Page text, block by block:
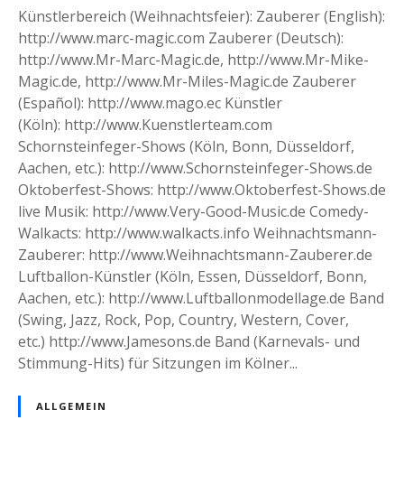
n
e
W
e
i
h
n
a
c
h
t
s
f
e
i
e
r
c
h
t
s
m
u
s
i
k
a
u
f
I
h
r
e
r
P
a
r
t
n
e
r
-
L
i
n
k
s
Künstlerbereich (Weihnachtsfeier): Zauberer (English):
http://www.marc-magic.com Zauberer (Deutsch):
http://www.Mr-Marc-Magic.de, http://www.Mr-Mike-
Magic.de, http://www.Mr-Miles-Magic.de Zauberer
(Español): http://www.mago.ec Künstler
(Köln): http://www.Kuenstlerteam.com
Schornsteinfeger-Shows (Köln, Bonn, Düsseldorf,
Aachen, etc.): http://www.Schornsteinfeger-Shows.de
Oktoberfest-Shows: http://www.Oktoberfest-Shows.de
live Musik: http://www.Very-Good-Music.de Comedy-
Walkacts: http://www.walkacts.info Weihnachtsmann-
Zauberer: http://www.Weihnachtsmann-Zauberer.de
Luftballon-Künstler (Köln, Essen, Düsseldorf, Bonn,
Aachen, etc.): http://www.Luftballonmodellage.de Band
(Swing, Jazz, Rock, Pop, Country, Western, Cover,
etc.) http://www.Jamesons.de Band (Karnevals- und
Stimmung-Hits) für Sitzungen im Kölner...
ALLGEMEIN